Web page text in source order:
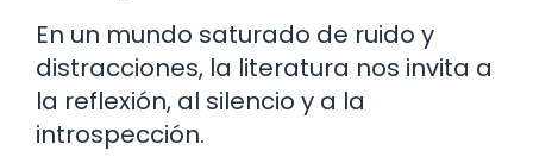
En un mundo saturado de ruido y
distracciones, la literatura nos invita a
la reflexión, al silencio y a la
introspección.